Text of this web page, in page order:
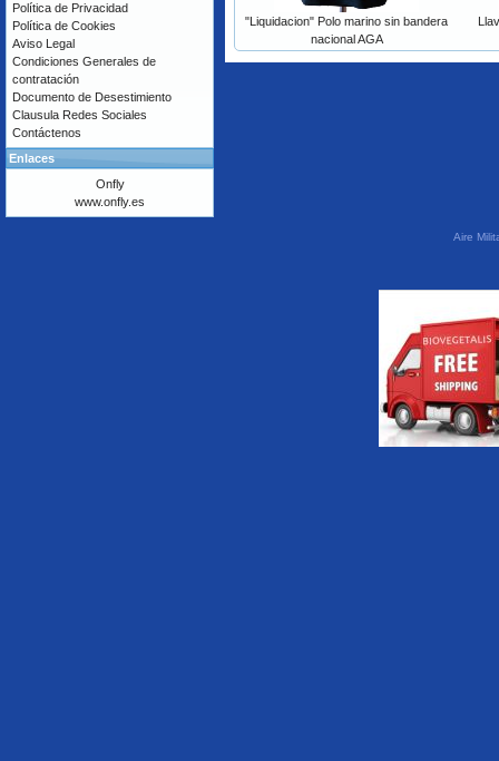
"Liquidacion" Polo marino sin bandera
nacional AGA
Política de Privacidad
Política de Cookies
Aviso Legal
Condiciones Generales de
contratación
Documento de Desestimiento
Clausula Redes Sociales
Contáctenos
Enlaces
Onfly
www.onfly.es
Aire